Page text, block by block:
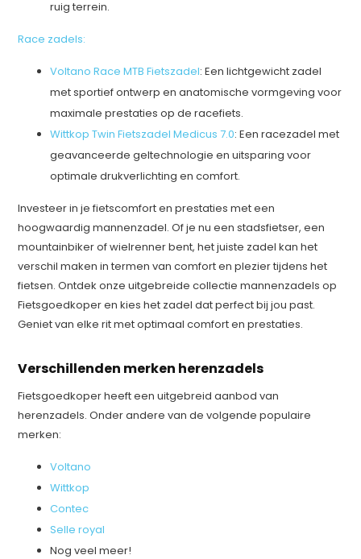
ruig terrein.
Race zadels:
Voltano Race MTB Fietszadel: Een lichtgewicht zadel
met sportief ontwerp en anatomische vormgeving voor
maximale prestaties op de racefiets.
Wittkop Twin Fietszadel Medicus 7.0: Een racezadel met
geavanceerde geltechnologie en uitsparing voor
optimale drukverlichting en comfort.
Investeer in je fietscomfort en prestaties met een
hoogwaardig mannenzadel. Of je nu een stadsfietser, een
mountainbiker of wielrenner bent, het juiste zadel kan het
verschil maken in termen van comfort en plezier tijdens het
fietsen. Ontdek onze uitgebreide collectie mannenzadels op
Fietsgoedkoper en kies het zadel dat perfect bij jou past.
Geniet van elke rit met optimaal comfort en prestaties.
Verschillenden merken herenzadels
Fietsgoedkoper heeft een uitgebreid aanbod van
herenzadels. Onder andere van de volgende populaire
merken:
Voltano
Wittkop
Contec
Selle royal
Nog veel meer!